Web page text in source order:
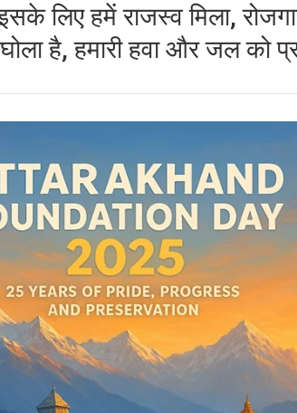
लिए हमें राजस्व मिला,
है, हमारी हवा और जल को